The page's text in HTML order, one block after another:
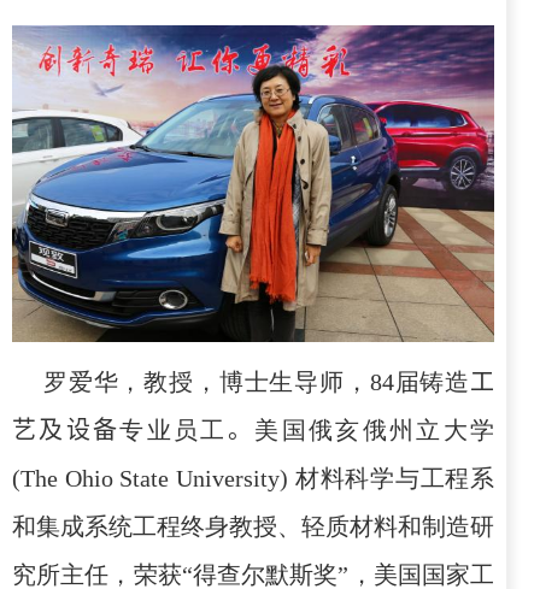
罗爱华，教授，博士生导师， 84届铸造工
艺及设备专业员工 。 美国俄亥俄州立大学
(The Ohio State University) 材料科学与工程系
和集成系统工程终身教授、轻质材料和制造研
究所主任，荣获“得查尔默斯奖”，美国国家工